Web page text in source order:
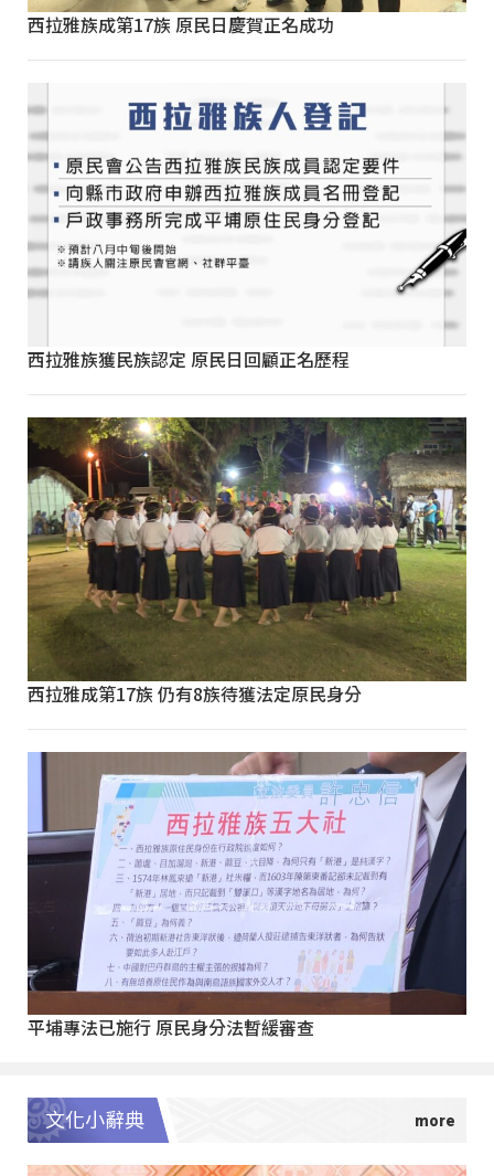
西拉雅族成第17族 原民日慶賀正名成功
西拉雅族獲民族認定 原民日回顧正名歷程
西拉雅成第17族 仍有8族待獲法定原民身分
平埔專法已施行 原民身分法暫緩審查
文化小辭典